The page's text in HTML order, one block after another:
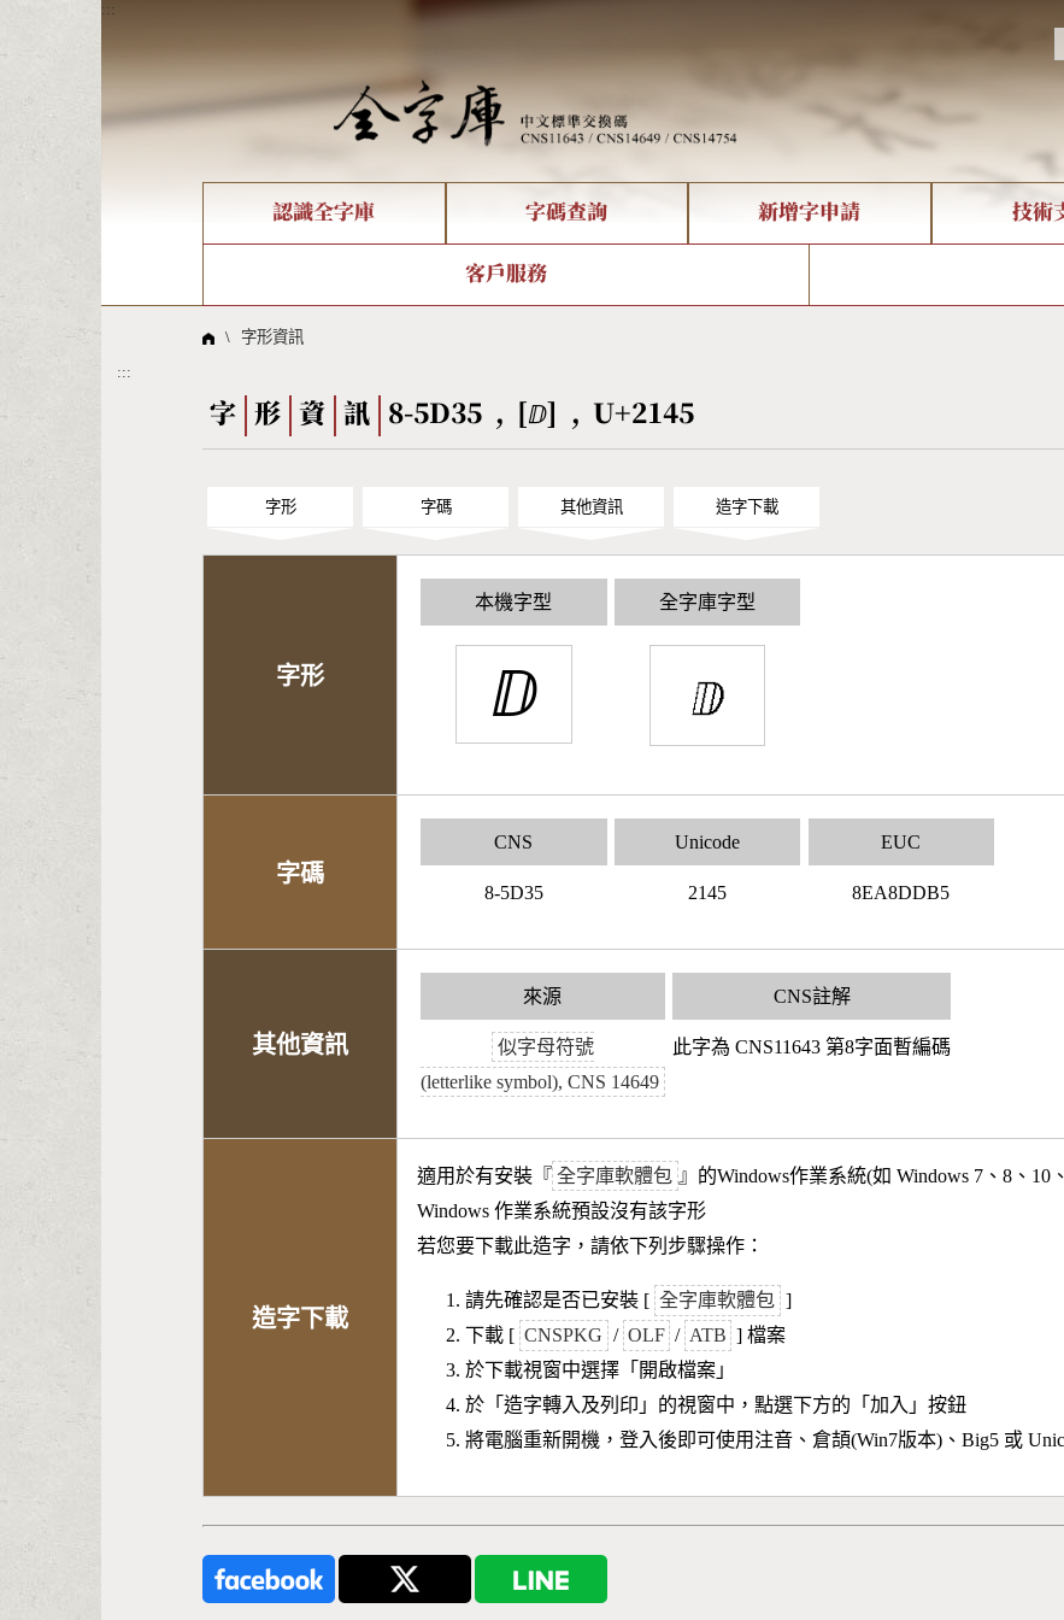
:::
認識全字庫
全字庫現況
線上教學
字碼查詢
部件查詢
倉頡查詢
Big5查詢 拼音查詢
新增字申請 技術
造字解決方案
字形下載
客戶服務
問題集
\ 字形資訊
:::
字 形 資 訊 8-5D35 , [ⅅ] , U+2145
字形 字碼 其他資訊 造字下載
字形
本機字型
ⅅ
全字庫字型
字碼
CNS
8-5D35
Unicode
2145
EUC
8EA8DDB5
其他資訊
來源
似字母符號
(letterlike symbol), CNS 14649
CNS註解
此字為 CNS11643 第8字面暫編碼
造字下載
適用於有安裝『 全字庫軟體包 』的Windows作業系統(如 Windows 7、8、10
Windows 作業系統預設沒有該字形
若您要下載此造字，請依下列步驟操作：
請先確認是否已安裝 [ 全字庫軟體包 ]
下載 [ CNSPKG / OLF / ATB ] 檔案
於下載視窗中選擇「開啟檔案」
於「造字轉入及列印」的視窗中，點選下方的「加入」按鈕
將電腦重新開機，登入後即可使用注音、倉頡(Win7版本)、Big5 或